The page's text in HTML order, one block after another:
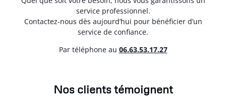
service professionnel.
Contactez-nous dès aujourd’hui pour bénéficier d’un
service de confiance.
Par téléphone au 06.63.53.17.27
Nos clients témoignent